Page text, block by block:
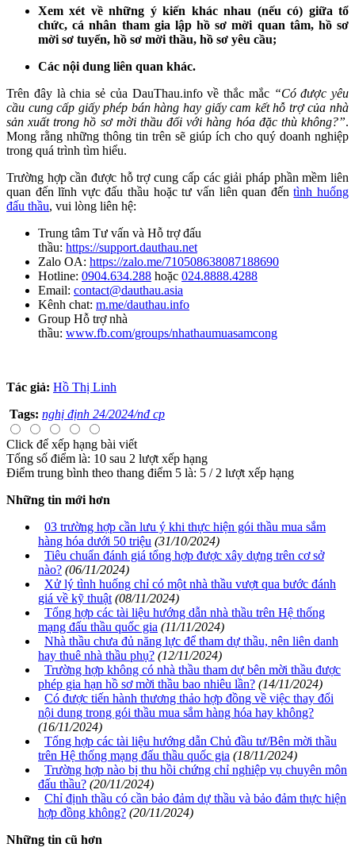
Xem xét về những ý kiến khác nhau (nếu có) giữa tổ
chức, cá nhân tham gia lập hồ sơ mời quan tâm, hồ sơ
mời sơ tuyển, hồ sơ mời thầu, hồ sơ yêu cầu;
Các nội dung liên quan khác.
Trên đây là chia sẻ của DauThau.info về thắc mắc “Có được yêu
cầu cung cấp giấy phép bán hàng hay giấy cam kết hỗ trợ của nhà
sản xuất trong hồ sơ mời thầu đối với hàng hóa đặc thù không?”.
Mong rằng những thông tin trên sẽ giúp ích cho quý doanh nghiệp
trong quá trình tìm hiểu.
Trường hợp cần được hỗ trợ cung cấp các giải pháp phần mềm liên
quan đến lĩnh vực đấu thầu hoặc tư vấn liên quan đếntình huống
đấu thầu, vui lòng liên hệ:
Trung tâm Tư vấn và Hỗ trợ đấu
thầu: https://support.dauthau.net
Zalo OA: https://zalo.me/710508638087188690
Hotline: 0904.634.288 hoặc 024.8888.4288
Email: contact@dauthau.asia
Kênh chat: m.me/dauthau.info
Group Hỗ trợ nhà
thầu: www.fb.com/groups/nhathaumuasamcong
Tác giả: Hồ Thị Linh
Tags: nghị định 24/2024/nđ cp
Click để xếp hạng bài viết
Tổng số điểm là: 10 sau 2 lượt xếp hạng
Điểm trung bình theo thang điểm 5 là: 5 / 2 lượt xếp hạng
Những tin mới hơn
03 trường hợp cần lưu ý khi thực hiện gói thầu mua sắm
hàng hóa dưới 50 triệu (31/10/2024)
Tiêu chuẩn đánh giá tổng hợp được xây dựng trên cơ sở
nào? (06/11/2024)
Xử lý tình huống chỉ có một nhà thầu vượt qua bước đánh
giá về kỹ thuật (08/11/2024)
Tổng hợp các tài liệu hướng dẫn nhà thầu trên Hệ thống
mạng đấu thầu quốc gia (11/11/2024)
Nhà thầu chưa đủ năng lực để tham dự thầu, nên liên danh
hay thuê nhà thầu phụ? (12/11/2024)
Trường hợp không có nhà thầu tham dự bên mời thầu được
phép gia hạn hồ sơ mời thầu bao nhiêu lần? (14/11/2024)
Có được tiến hành thương thảo hợp đồng về việc thay đổi
nội dung trong gói thầu mua sắm hàng hóa hay không?
(16/11/2024)
Tổng hợp các tài liệu hướng dẫn Chủ đầu tư/Bên mời thầu
trên Hệ thống mạng đấu thầu quốc gia (18/11/2024)
Trường hợp nào bị thu hồi chứng chỉ nghiệp vụ chuyên môn
đấu thầu? (20/11/2024)
Chỉ định thầu có cần bảo đảm dự thầu và bảo đảm thực hiện
hợp đồng không? (20/11/2024)
Những tin cũ hơn